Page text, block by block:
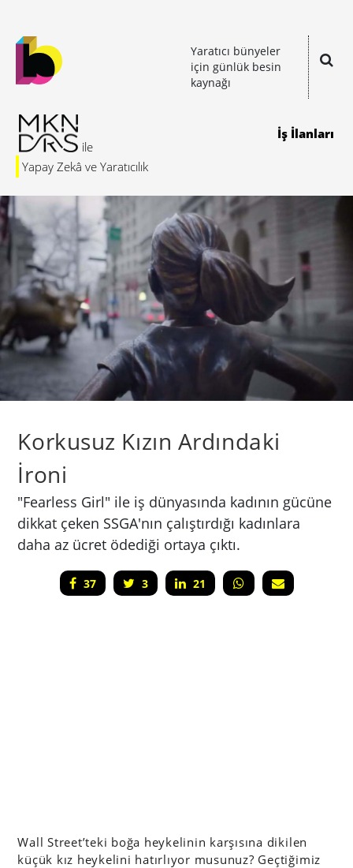
Yaratıcı bünyeler
için günlük besin
kaynağı
Yapay Zekâ ve Yaratıcılık
İş İlanları
Korkusuz Kızın Ardındaki
İroni
"Fearless Girl" ile iş dünyasında kadının gücüne
dikkat çeken SSGA'nın çalıştırdığı kadınlara
daha az ücret ödediği ortaya çıktı.
37 3 21
Wall Street’teki boğa heykelinin karşısına dikilen
küçük kız heykelini hatırlıyor musunuz? Geçtiğimiz